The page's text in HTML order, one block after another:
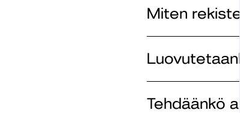
Miten
Tehdäänkö